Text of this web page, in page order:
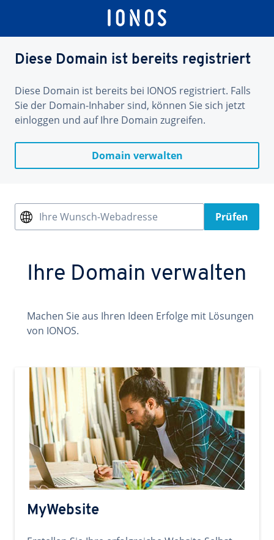
Diese Domain ist bereits registriert
Diese Domain ist bereits bei IONOS registriert. Falls
Sie der Domain-Inhaber sind, können Sie sich jetzt
einloggen und auf Ihre Domain zugreifen.
Domain verwalten
Ihre Wunsch-Webadresse Prüfen
Ihre Domain verwalten
Machen Sie aus Ihren Ideen Erfolge mit Lösungen
von IONOS.
MyWebsite